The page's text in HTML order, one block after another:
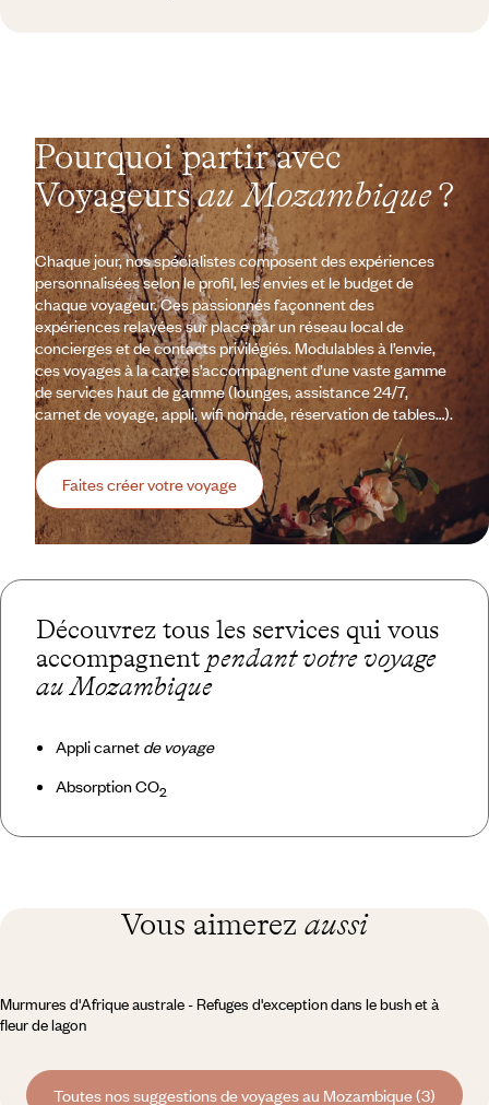
Pourquoi partir avec
Voyageursau Mozambique?
Chaque jour, nos spécialistes composent des expériences
personnalisées selon le profil, les envies et le budget de
chaque voyageur. Ces passionnés façonnent des
expériences relayées sur place par un réseau local de
concierges et de contacts privilégiés. Modulables à l’envie,
ces voyages à la carte s’accompagnent d’une vaste gamme
de services haut de gamme (lounges, assistance 24/7,
carnet de voyage, appli, wifi nomade, réservation de tables…).
Faites créer votre voyage
Découvrez tous les services qui vous
accompagnent pendant votre voyage
au Mozambique
Appli carnet de voyage
Absorption CO2
Vous aimerez aussi
Murmures d'Afrique australe - Refuges d'exception dans le bush et à
fleur de lagon
Toutes nos suggestions de voyages au Mozambique (3)